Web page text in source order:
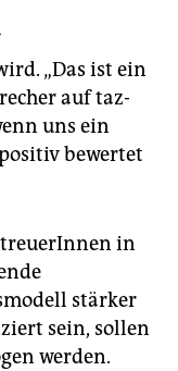
„Das ist ein
auf taz-
uns ein
bewertet
in
stärker
sein, sollen
werden.